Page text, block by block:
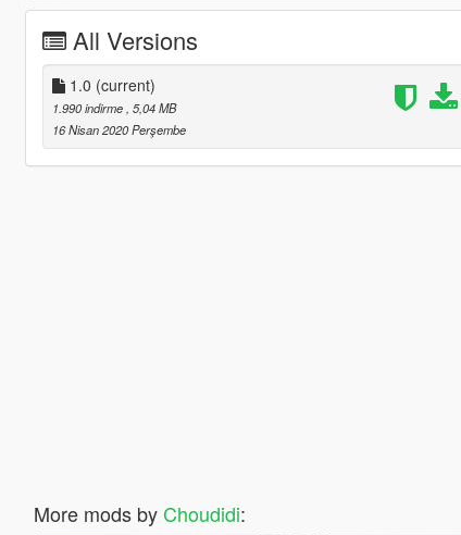
All Versions
1.0 (current)
1.990 indirme , 5,04 MB
16 Nisan 2020 Perşembe
More mods by Choudidi: